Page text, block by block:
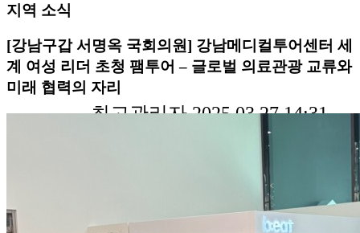
지역 소식
[강남구갑 서명옥 국회의원] 강남메디컬투어센터 세
계 여성 리더 초청 팸투어 – 글로벌 의료관광 교류와
미래 협력의 자리
최고관리자 2025.03.27 14:31